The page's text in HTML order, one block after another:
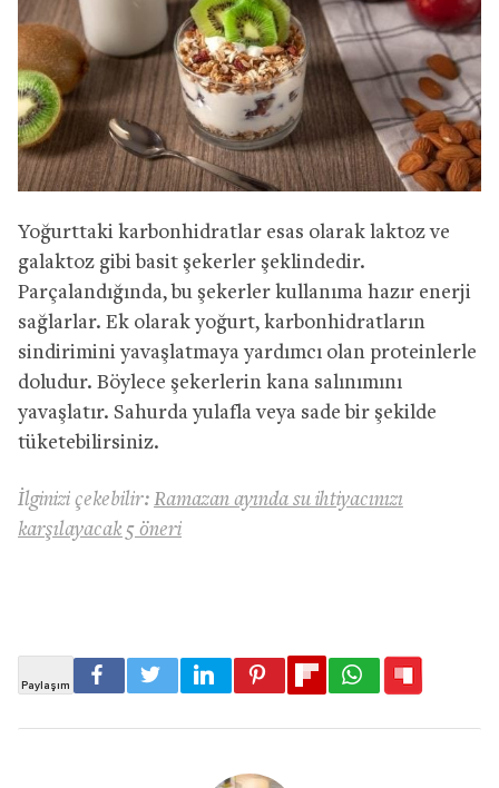
Yoğurttaki karbonhidratlar esas olarak laktoz ve
galaktoz gibi basit şekerler şeklindedir.
Parçalandığında, bu şekerler kullanıma hazır enerji
sağlarlar. Ek olarak yoğurt, karbonhidratların
sindirimini yavaşlatmaya yardımcı olan proteinlerle
doludur. Böylece şekerlerin kana salınımını
yavaşlatır. Sahurda yulafla veya sade bir şekilde
tüketebilirsiniz.
İlginizi çekebilir: Ramazan ayında su ihtiyacınızı
karşılayacak 5 öneri